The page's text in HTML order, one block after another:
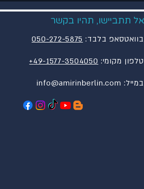
אל תתביישו, תהיו בקשר
בוואטסאפ בלבד: 050-272-5875
טלפון מקומי: 49-1577-3504050+
במייל: info@amirinberlin.com